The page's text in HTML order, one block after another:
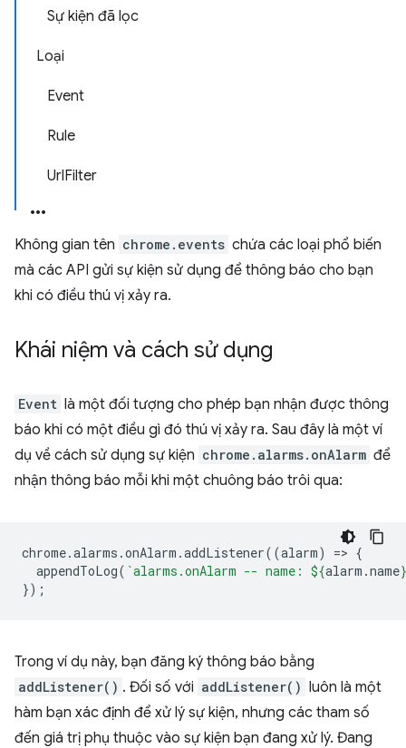
Sự kiện đã lọc
Loại
Event
Rule
UrlFilter
Không gian tên chrome.events chứa các loại phổ biến
mà các API gửi sự kiện sử dụng để thông báo cho bạn
khi có điều thú vị xảy ra.
Khái niệm và cách sử dụng
Event là một đối tượng cho phép bạn nhận được thông
báo khi có một điều gì đó thú vị xảy ra. Sau đây là một ví
dụ về cách sử dụng sự kiện chrome.alarms.onAlarm để
nhận thông báo mỗi khi một chuông báo trôi qua:
chrome.alarms .onAlarm .addListener((alarm) => {
appendToLog( `alarms.onAlarm -- name: ${alarm .name}
});
Trong ví dụ này, bạn đăng ký thông báo bằng
addListener() . Đối số với addListener() luôn là một
hàm bạn xác định để xử lý sự kiện, nhưng các tham số
đến giá trị phụ thuộc vào sự kiện bạn đang xử lý. Đang